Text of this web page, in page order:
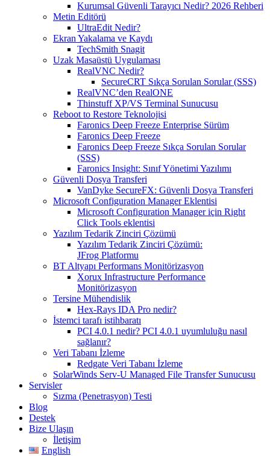
Kurumsal Güvenli Tarayıcı Nedir? 2026 Rehberi
Metin Editörü
UltraEdit Nedir?
Ekran Yakalama ve Kaydı
TechSmith Snagit
Uzak Masaüstü Uygulaması
RealVNC Nedir?
SecureCRT Sıkça Sorulan Sorular (SSS)
RealVNC’den RealONE
Thinstuff XP/VS Terminal Sunucusu
Reboot to Restore Teknolojisi
Faronics Deep Freeze Enterprise Sürüm
Faronics Deep Freeze
Faronics Deep Freeze Sıkça Sorulan Sorular
(SSS)
Faronics Insight: Sınıf Yönetimi Yazılımı
Güvenli Dosya Transferi
VanDyke SecureFX: Güvenli Dosya Transferi
Microsoft Configuration Manager Eklentisi
Microsoft Configuration Manager için Right
Click Tools eklentisi
Yazılım Tedarik Zinciri Çözümü
Yazılım Tedarik Zinciri Çözümü:
JFrog Platformu
BT Altyapı Performans Monitörizasyon
Xorux Infrastructure Performance
Monitörizasyon
Tersine Mühendislik
Hex-Rays IDA Pro nedir?
İstemci tarafı istihbaratı
PCI 4.0.1 nedir? PCI 4.0.1 uyumluluğu nasıl
sağlanır?
Veri Tabanı İzleme
Redgate Veri Tabanı İzleme
SolarWinds Serv-U Managed File Transfer Sunucusu
Servisler
Sızma (Penetrasyon) Testi
Blog
Destek
Bize Ulaşın
İletişim
English